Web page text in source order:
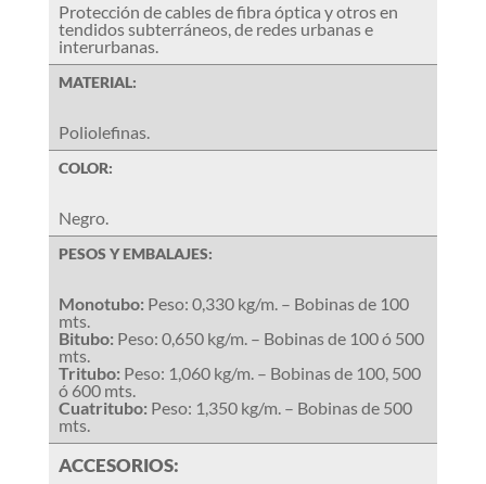
Protección de cables de fibra óptica y otros en
tendidos subterráneos, de redes urbanas e
interurbanas.
MATERIAL:
Poliolefinas.
COLOR:
Negro.
PESOS Y EMBALAJES:
Monotubo: Peso: 0,330 kg/m. – Bobinas de 100
mts.
Bitubo: Peso: 0,650 kg/m. – Bobinas de 100 ó 500
mts.
Tritubo: Peso: 1,060 kg/m. – Bobinas de 100, 500
ó 600 mts.
Cuatritubo: Peso: 1,350 kg/m. – Bobinas de 500
mts.
ACCESORIOS: